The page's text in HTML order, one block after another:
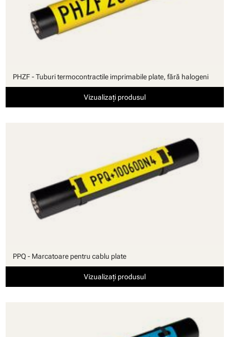
PHZF - Tuburi termocontractile imprimabile plate, fără halogeni
Vizualizați produsul
PPQ - Marcatoare pentru cablu plate
Vizualizați produsul